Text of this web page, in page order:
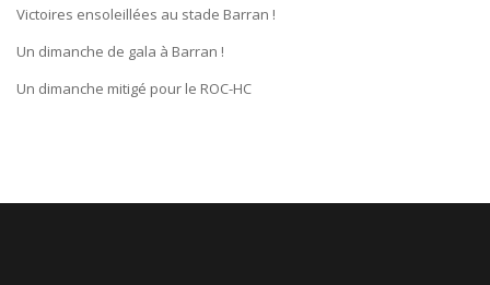
Victoires ensoleillées au stade Barran !
Un dimanche de gala à Barran !
Un dimanche mitigé pour le ROC-HC